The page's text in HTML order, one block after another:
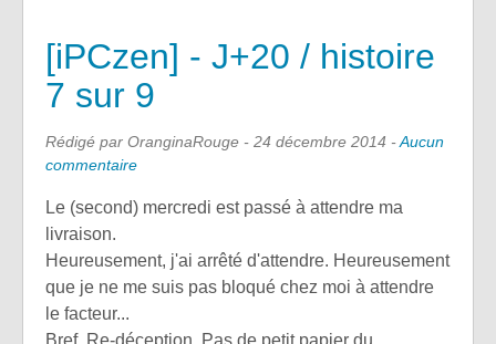
[iPCzen] - J+20 / histoire
7 sur 9
Rédigé par OranginaRouge - 24 décembre 2014 -Aucun
commentaire
Le (second) mercredi est passé à attendre ma
livraison.
Heureusement, j'ai arrêté d'attendre. Heureusement
que je ne me suis pas bloqué chez moi à attendre
le facteur...